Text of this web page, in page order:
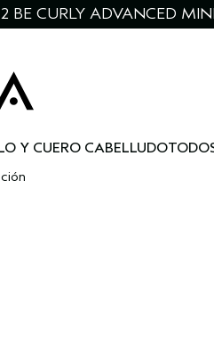
BE CURLY ADVANCED
Y CUERO CABELLUDO